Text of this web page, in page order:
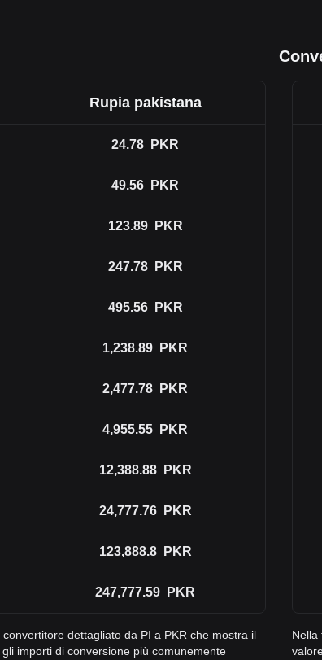
Rupia pakistana
24.78 PKR
49.56 PKR
123.89 PKR
247.78 PKR
495.56 PKR
1,238.89 PKR
2,477.78 PKR
4,955.55 PKR
12,388.88 PKR
24,777.76 PKR
123,888.8 PKR
247,777.59 PKR
dettagliato da PI a PKR che mostra il
importi di conversione più comunemente
Nella